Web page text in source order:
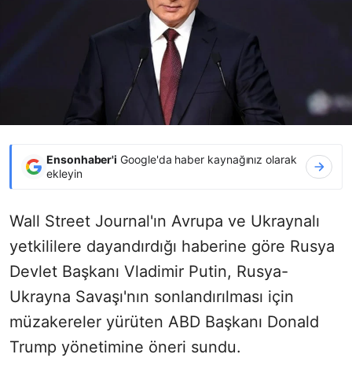
Ensonhaber'i Google'da haber kaynağınız olarak
ekleyin
Wall Street Journal'ın Avrupa ve Ukraynalı
yetkililere dayandırdığı haberine göre Rusya
Devlet Başkanı Vladimir Putin, Rusya-
Ukrayna Savaşı'nın sonlandırılması için
müzakereler yürüten ABD Başkanı Donald
Trump yönetimine öneri sundu.